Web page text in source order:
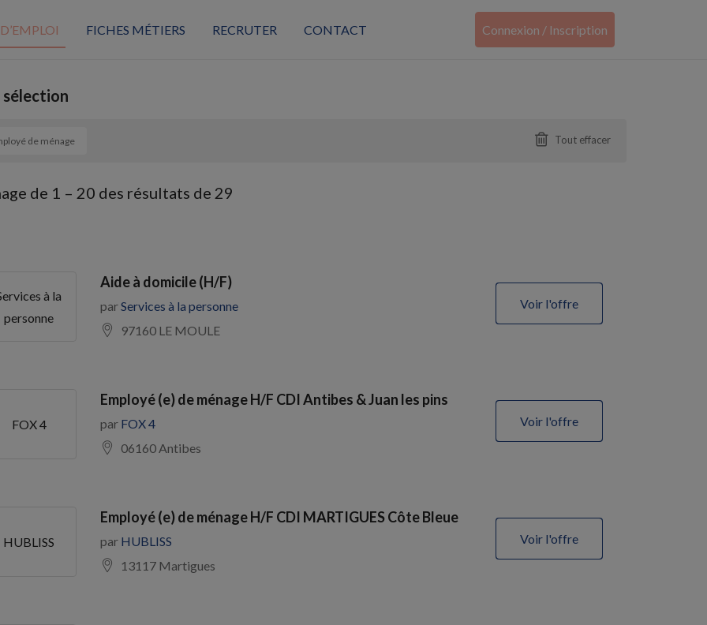
FICHES MÉTIERS RECRUTER CONTACT Connexion / Inscription
de ménage Tout effacer
de 1 – 20 des résultats de 29
à la
personne
Aide à domicile (H/F)
parServices à la personne
97160 LE MOULE
Voir l'offre
FOX 4
Employé (e) de ménage H/F CDI Antibes & Juan les pins
par FOX 4
06160 Antibes
Voir l'offre
HUBLISS
Employé (e) de ménage H/F CDI MARTIGUES Côte Bleue
par HUBLISS
13117 Martigues
Voir l'offre